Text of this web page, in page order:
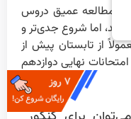
است مطالعه عمیق دروس
کنند، اما شروع جدی‌تر و
از تابستان پیش از
نهایی دوازدهم
می‌شود.